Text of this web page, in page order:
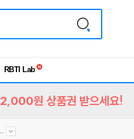
독서유형검사
원 상품권 받으세요!